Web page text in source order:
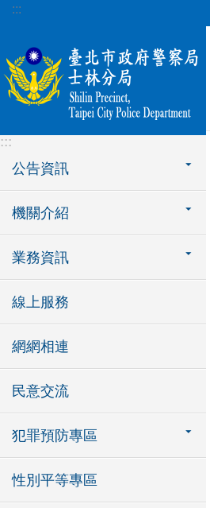
跳到主要內容區塊
:::
:::
公告資訊
機關介紹
業務資訊
線上服務
網網相連
民意交流
犯罪預防專區
性別平等專區